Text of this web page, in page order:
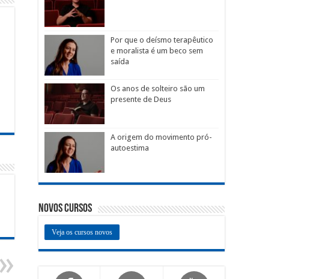
Por que o deísmo terapêutico
e moralista é um beco sem
saída
Os anos de solteiro são um
presente de Deus
A origem do movimento pró-
autoestima
Novos Cursos
Veja os cursos novos